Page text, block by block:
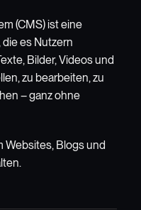
(CMS) ist eine
es Nutzern
Bilder, Videos und
zu bearbeiten, zu
– ganz ohne
Websites, Blogs und